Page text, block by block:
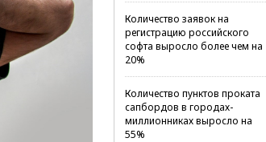
Количество заявок на
регистрацию российского
софта выросло более чем на
20%
Количество пунктов проката
сапбордов в городах-
миллионниках выросло на
55%